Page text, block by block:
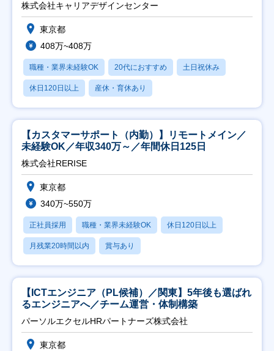
株式会社キャリアデザインセンター
東京都
408万~408万
職種・業界未経験OK 20代におすすめ 土日祝休み
休日120日以上 産休・育休あり
【カスタマーサポート（内勤）】リモートメイン／
未経験OK／年収340万～／年間休日125日
株式会社RERISE
東京都
340万~550万
正社員採用 職種・業界未経験OK 休日120日以上
月残業20時間以内 賞与あり
【ICTエンジニア（PL候補）／関東】5年後も選ばれ
るエンジニアへ／チーム運営・体制構築
パーソルエクセルHRパートナーズ株式会社
東京都